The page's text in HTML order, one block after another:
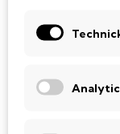
Tento